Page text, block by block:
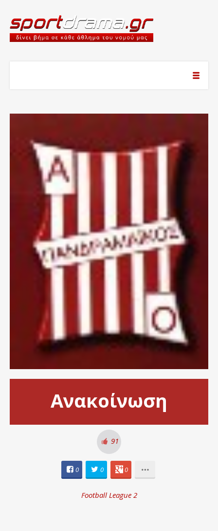
Ανακοίνωση
91
0 0 0
Football League 2